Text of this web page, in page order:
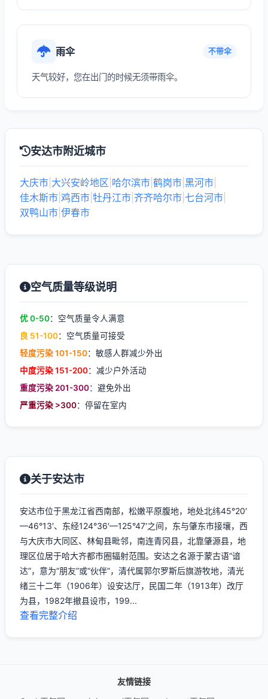
雨伞 不带伞
天气较好，您在出门的时候无须带雨伞。
安达市附近城市
大庆市 大兴安岭地区 哈尔滨市 鹤岗市 黑河市
佳木斯市 鸡西市 牡丹江市 齐齐哈尔市 七台河市
双鸭山市 伊春市
空气质量等级说明
优 0-50：空气质量令人满意
良 51-100：空气质量可接受
轻度污染 101-150：敏感人群减少外出
中度污染 151-200：减少户外活动
重度污染 201-300：避免外出
严重污染 >300：停留在室内
关于安达市
安达市位于黑龙江省西南部，松嫩平原腹地，地处北纬45°20′
—46°13′、东经124°36′—125°47′之间，东与肇东市接壤，西
与大庆市大同区、林甸县毗邻，南连青冈县，北靠肇源县，地
理区位居于哈大齐都市圈辐射范围。安达之名源于蒙古语“谙
达”，意为“朋友”或“伙伴”，清代属郭尔罗斯后旗游牧地，清光
绪三十二年（1906年）设安达厅，民国二年（1913年）改厅
为县，1982年撤县设市，199...
查看完整介绍
友情链接